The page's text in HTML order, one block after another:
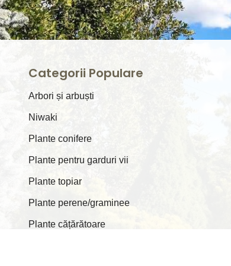
Categorii Populare
Arbori și arbuști
⁠Niwaki
Plante conifere
Plante pentru garduri vii
Plante topiar
Plante perene/graminee
Plante cățărătoare